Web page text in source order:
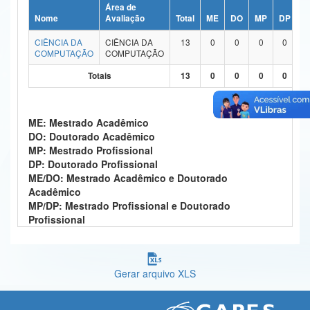
Ministério da Ciência, Tecnologia, Inovações e Comunicações
Ministério do Meio Ambiente
Controladoria-Geral da União
Ministério da Mulher, da Família e dos Direitos Humanos
Secretaria-Geral
Secretaria de Governo
Banco Central do Brasil
Nome
Área de
Avaliação
Total ME DO MP DP
CIÊNCIA DA
COMPUTAÇÃO
CIÊNCIA DA
COMPUTAÇÃO
13 0 0 0 0
Totais 13 0 0 0 0
ME: Mestrado Acadêmico
DO: Doutorado Acadêmico
MP: Mestrado Profissional
DP: Doutorado Profissional
ME/DO: Mestrado Acadêmico e Doutorado
Acadêmico
MP/DP: Mestrado Profissional e Doutorado
Profissional
Gerar arquivo XLS